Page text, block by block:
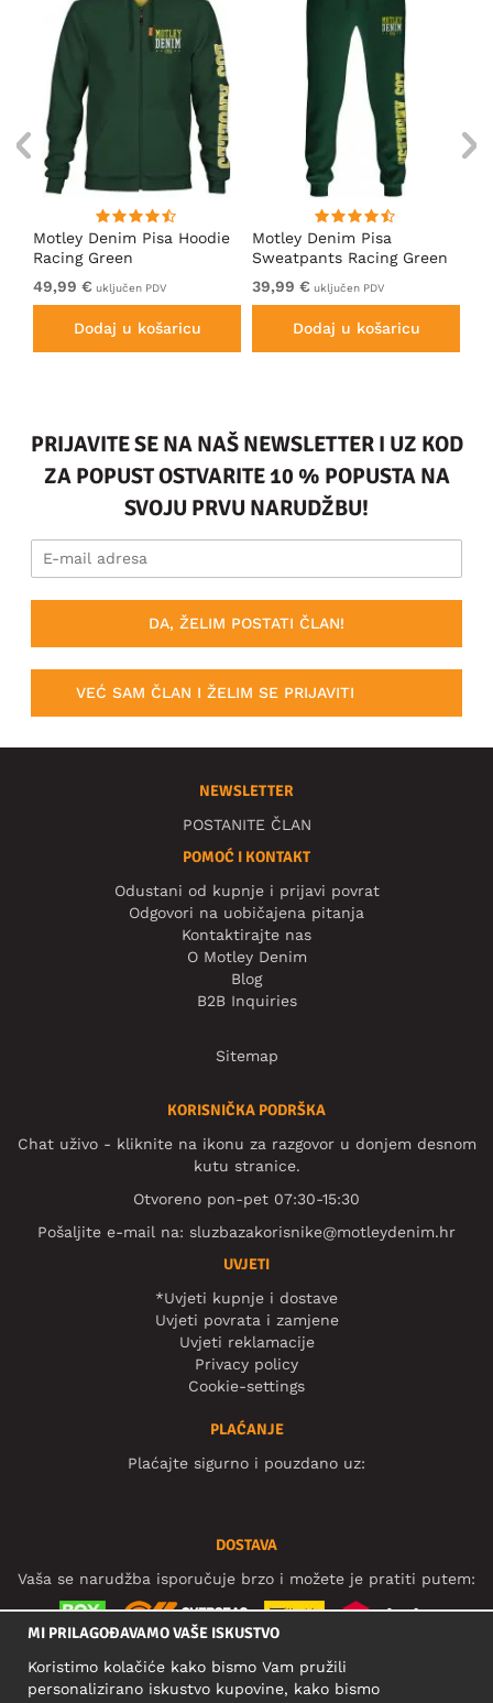
Motley Denim Pisa Hoodie
Racing Green
49,99 € uključen PDV
Dodaj u košaricu
Motley Denim Pisa
Sweatpants Racing Green
39,99 € uključen PDV
Dodaj u košaricu
PRIJAVITE SE NA NAŠ NEWSLETTER I UZ KOD
ZA POPUST OSTVARITE 10 % POPUSTA NA
SVOJU PRVU NARUDŽBU!
DA, ŽELIM POSTATI ČLAN!
VEĆ SAM ČLAN I ŽELIM SE PRIJAVITI
NEWSLETTER
POSTANITE ČLAN
POMOĆ I KONTAKT
Odustani od kupnje i prijavi povrat
Odgovori na uobičajena pitanja
Kontaktirajte nas
O Motley Denim
Blog
B2B Inquiries
Sitemap
KORISNIČKA PODRŠKA
Chat uživo - kliknite na ikonu za razgovor u donjem desnom
kutu stranice.
Otvoreno pon-pet 07:30-15:30
Pošaljite e-mail na: sluzbazakorisnike@motleydenim.hr
UVJETI
*Uvjeti kupnje i dostave
Uvjeti povrata i zamjene
Uvjeti reklamacije
Privacy policy
Cookie-settings
PLAĆANJE
Plaćajte sigurno i pouzdano uz:
DOSTAVA
Vaša se narudžba isporučuje brzo i možete je pratiti putem:
DRUŠTVENE MREŽE
MI PRILAGOĐAVAMO VAŠE ISKUSTVO
Koristimo kolačiće kako bismo Vam pružili
personalizirano iskustvo kupovine, kako bismo